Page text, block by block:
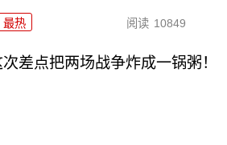
最热 阅读 10849
差点把两场战争炸成一锅粥！